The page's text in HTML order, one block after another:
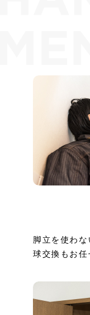
脚立を使わ
球交換もお任